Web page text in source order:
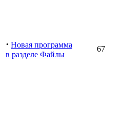
· Новая программа
в разделе Файлы
67